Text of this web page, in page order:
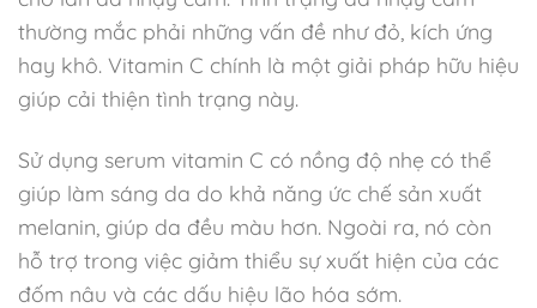
thường mắc phải những vấn đề như đỏ, kích ứng
hay khô. Vitamin C chính là một giải pháp hữu hiệu
giúp cải thiện tình trạng này.
Sử dụng serum vitamin C có nồng độ nhẹ có thể
giúp làm sáng da do khả năng ức chế sản xuất
melanin, giúp da đều màu hơn. Ngoài ra, nó còn
hỗ trợ trong việc giảm thiểu sự xuất hiện của các
đốm nâu và các dấu hiệu lão hóa sớm.